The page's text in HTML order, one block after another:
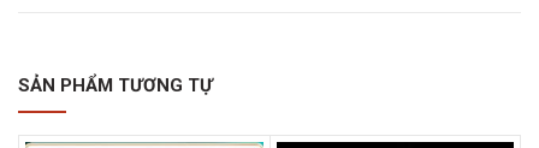
SẢN PHẨM TƯƠNG TỰ